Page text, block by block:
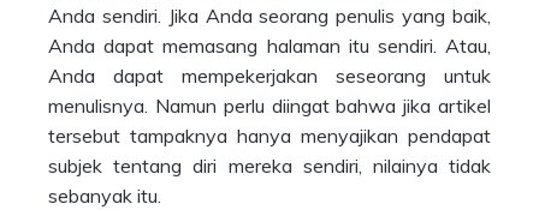
Anda sendiri. Jika Anda seorang penulis yang baik,
Anda dapat memasang halaman itu sendiri. Atau,
Anda dapat mempekerjakan seseorang untuk
menulisnya. Namun perlu diingat bahwa jika artikel
tersebut tampaknya hanya menyajikan pendapat
subjek tentang diri mereka sendiri, nilainya tidak
sebanyak itu.